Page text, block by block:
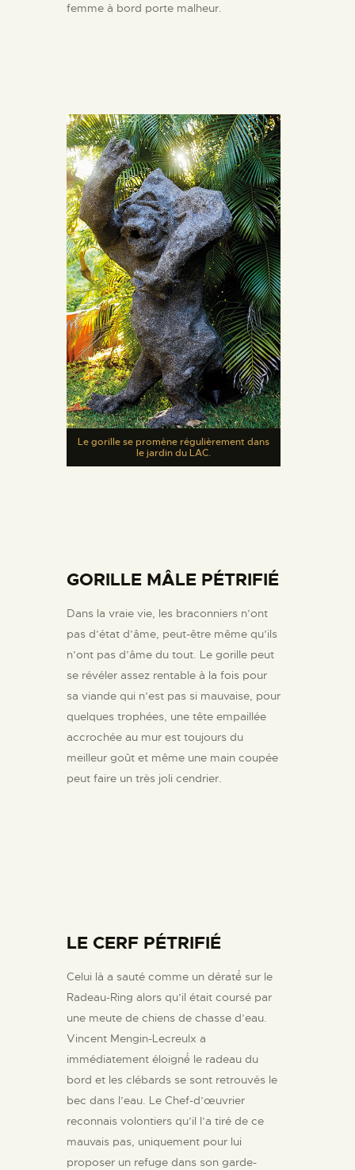
femme à bord porte malheur.
Le gorille se promène régulièrement dans
le jardin du LAC.
GORILLE MÂLE PÉTRIFIÉ
Dans la vraie vie, les braconniers n’ont
pas d’état d’âme, peut-être même qu’ils
n’ont pas d’âme du tout. Le gorille peut
se révéler assez rentable à la fois pour
sa viande qui n’est pas si mauvaise, pour
quelques trophées, une tête empaillée
accrochée au mur est toujours du
meilleur goût et même une main coupée
peut faire un très joli cendrier.
LE CERF PÉTRIFIÉ
Celui là a sauté comme un dératé́ sur le
Radeau-Ring alors qu’il était coursé par
une meute de chiens de chasse d’eau.
Vincent Mengin-Lecreulx a
immédiatement éloigné́ le radeau du
bord et les clébards se sont retrouvés le
bec dans l’eau. Le Chef-d’œuvrier
reconnais volontiers qu’il l’a tiré de ce
mauvais pas, uniquement pour lui
proposer un refuge dans son garde-